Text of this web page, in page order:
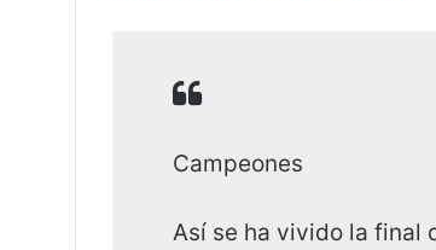
Campeones
Así se ha vivido la final